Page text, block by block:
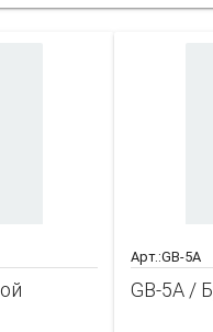
Арт.:GB-5A
GB-5A /